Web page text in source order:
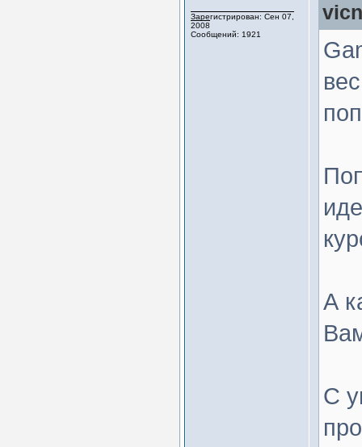
Зарегистрирован: Сен 07,
2008
Сообщений: 1921
А
С